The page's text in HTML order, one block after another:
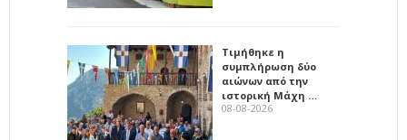
Τιμήθηκε η
συμπλήρωση δύο
αιώνων από την
ιστορική Μάχη …
08-08-2026